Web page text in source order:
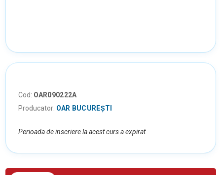
Cod: OAR090222A
Producator: OAR BUCUREȘTI
Perioada de inscriere la acest curs a expirat